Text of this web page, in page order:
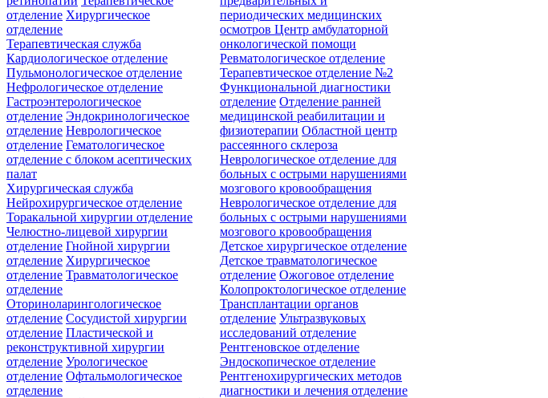
отделение Хирургическое
отделение
периодических медицинских
осмотровЦентр амбулаторной
онкологической помощи
Терапевтическая служба
Кардиологическое отделение
Пульмонологическое отделение
Нефрологическое отделение
Гастроэнтерологическое
отделение Эндокринологическое
отделение Неврологическое
отделение Гематологическое
отделение c блоком асептических
палат
Ревматологическое отделение
Терапевтическое отделение №2
Функциональной диагностики
отделение Отделение ранней
медицинской реабилитации и
физиотерапии Областной центр
рассеянного склероза
Неврологическое отделение для
больных с острыми нарушениями
мозгового кровообращения
Неврологическое отделение для
больных с острыми нарушениями
мозгового кровообращения
Хирургическая служба
Нейрохирургическое отделение
Торакальной хирургии отделение
Челюстно-лицевой хирургии
отделение Гнойной хирургии
отделение Хирургическое
отделение Травматологическое
отделение
Оториноларингологическое
отделение Сосудистой хирургии
отделение Пластической и
реконструктивной хирургии
отделение Урологическое
отделение Офтальмологическое
отделение
Детское хирургическое отделение
Детское травматологическое
отделение Ожоговое отделение
Колопроктологическое отделение
Трансплантации органов
отделение Ультразвуковых
исследований отделение
Рентгеновское отделение
Эндоскопическое отделение
Рентгенохирургических методов
диагностики и лечения отделение